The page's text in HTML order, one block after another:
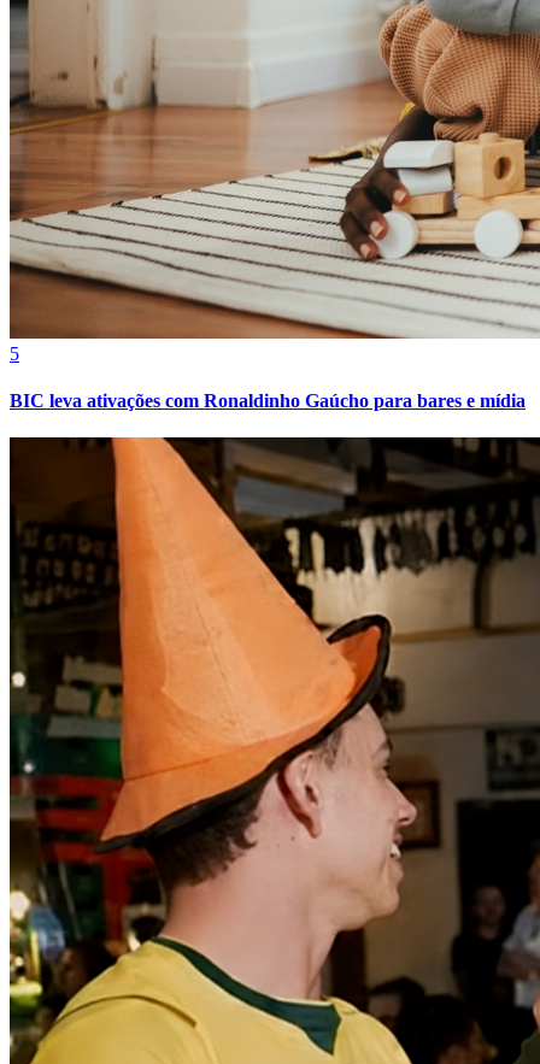
Athletico-PR
Bragantino
5
BIC leva ativações com Ronaldinho Gaúcho para bares e mídia